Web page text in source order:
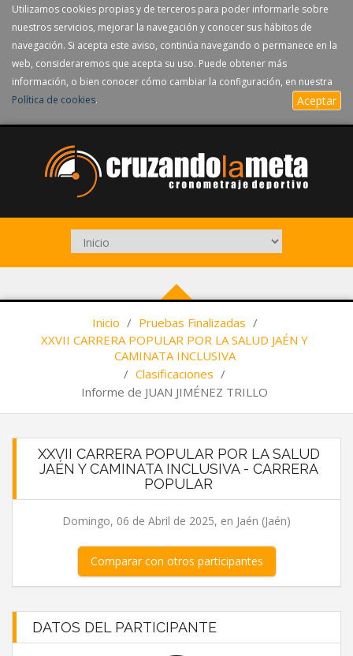
Utilizamos cookies propias y de terceros para poder informarle sobre
nuestros servicios, mejorar la navegación y conocer sus hábitos de
navegación. Si acepta este aviso, continúa navegando o permanece en la
web, consideraremos que acepta su uso. Puede obtener más
información, o bien conocer cómo cambiar la configuración, en nuestra
Política de cookies. Aceptar
Inicio / Pruebas Finalizadas /
XXVII CARRERA POPULAR POR LA SALUD JAÉN Y
CAMINATA INCLUSIVA
/ Clasificaciones /
Informe de JUAN JIMÉNEZ TRILLO
XXVII CARRERA POPULAR POR LA SALUD
JAÉN Y CAMINATA INCLUSIVA - CARRERA
POPULAR
Domingo, 06 de Abril de 2025, en Jaén (Jaén)
Comparar con otros participantes
DATOS DEL PARTICIPANTE